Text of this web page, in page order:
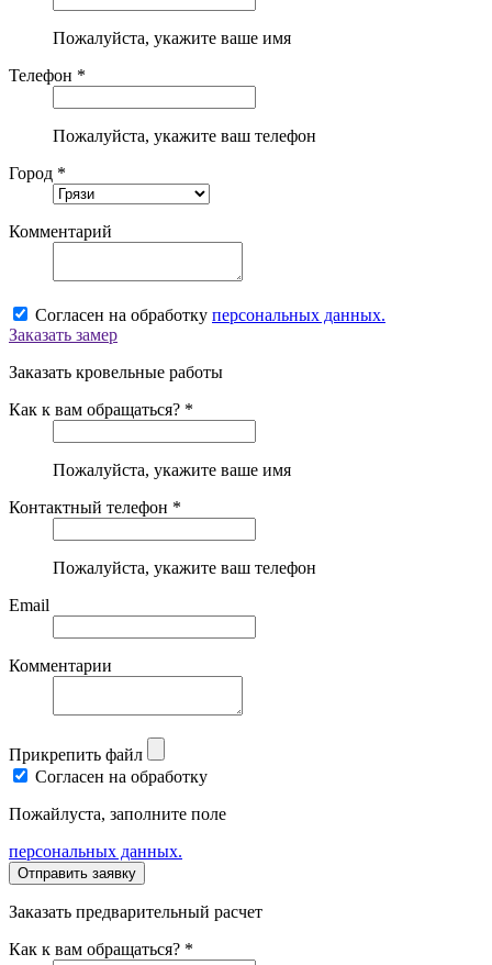
Пожалуйста, укажите ваше имя
Телефон *
Пожалуйста, укажите ваш телефон
Город *
Комментарий
Согласен на обработку персональных данных.
Заказать замер
Заказать кровельные работы
Как к вам обращаться? *
Пожалуйста, укажите ваше имя
Контактный телефон *
Пожалуйста, укажите ваш телефон
Email
Комментарии
Прикрепить файл
Согласен на обработку
Пожайлуста, заполните поле
персональных данных.
Заказать предварительный расчет
Как к вам обращаться? *